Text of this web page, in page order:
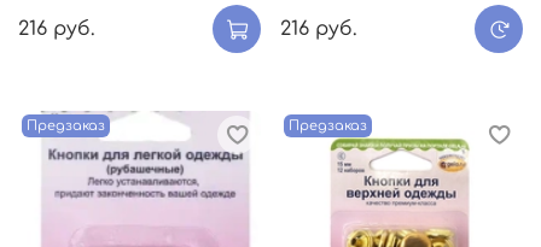
216 руб.
216 руб.
Предзаказ Предзаказ